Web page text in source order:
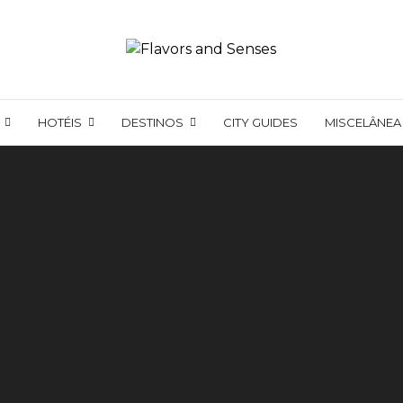
HOTÉIS DESTINOS CITY GUIDES MISCELÂNEA